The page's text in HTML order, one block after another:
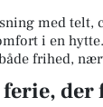
med telt,
i en
frihed,
ferie,